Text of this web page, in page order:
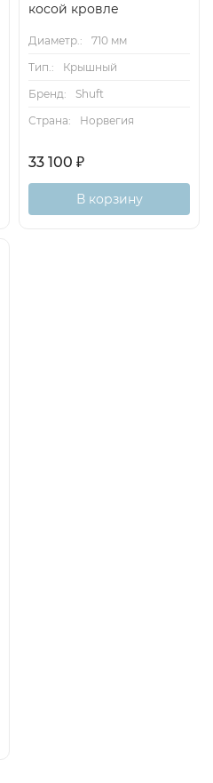
косой кровле
Диаметр.:
710 мм
Тип.:
Крышный
Бренд:
Shuft
Страна:
Норвегия
33 100 ₽
В корзину